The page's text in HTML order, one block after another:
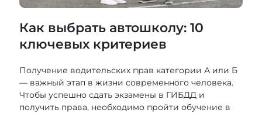
Как выбрать автошколу: 10
ключевых критериев
Получение водительских прав категории А или Б
— важный этап в жизни современного человека.
Чтобы успешно сдать экзамены в ГИБДД и
получить права, необходимо пройти обучение в